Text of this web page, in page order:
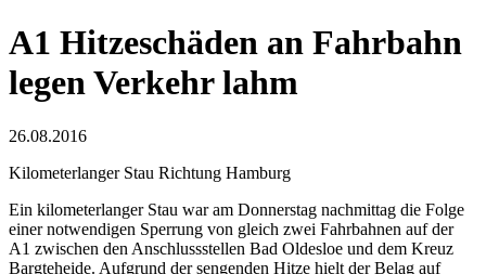
A1 Hitzeschäden an Fahrbahn
legen Verkehr lahm
26.08.2016
Kilometerlanger Stau Richtung Hamburg
Ein kilometerlanger Stau war am Donnerstag nachmittag die Folge
einer notwendigen Sperrung von gleich zwei Fahrbahnen auf der
A1 zwischen den Anschlussstellen Bad Oldesloe und dem Kreuz
Bargteheide. Aufgrund der sengenden Hitze hielt der Belag auf